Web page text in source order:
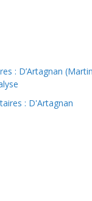
: D’Artagnan